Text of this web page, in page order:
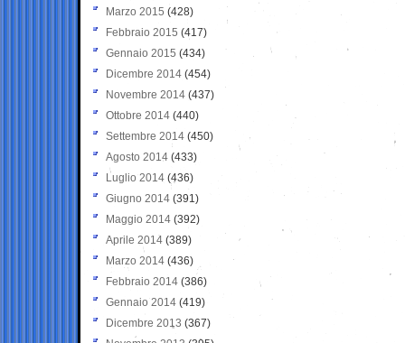
Marzo 2015 (428)
Febbraio 2015 (417)
Gennaio 2015 (434)
Dicembre 2014 (454)
Novembre 2014 (437)
Ottobre 2014 (440)
Settembre 2014 (450)
Agosto 2014 (433)
Luglio 2014 (436)
Giugno 2014 (391)
Maggio 2014 (392)
Aprile 2014 (389)
Marzo 2014 (436)
Febbraio 2014 (386)
Gennaio 2014 (419)
Dicembre 2013 (367)